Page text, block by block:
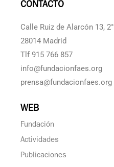
CONTACTO
Calle Ruiz de Alarcón 13, 2°
28014 Madrid
Tlf 915 766 857
info@fundacionfaes.org
prensa@fundacionfaes.org
WEB
Fundación
Actividades
Publicaciones